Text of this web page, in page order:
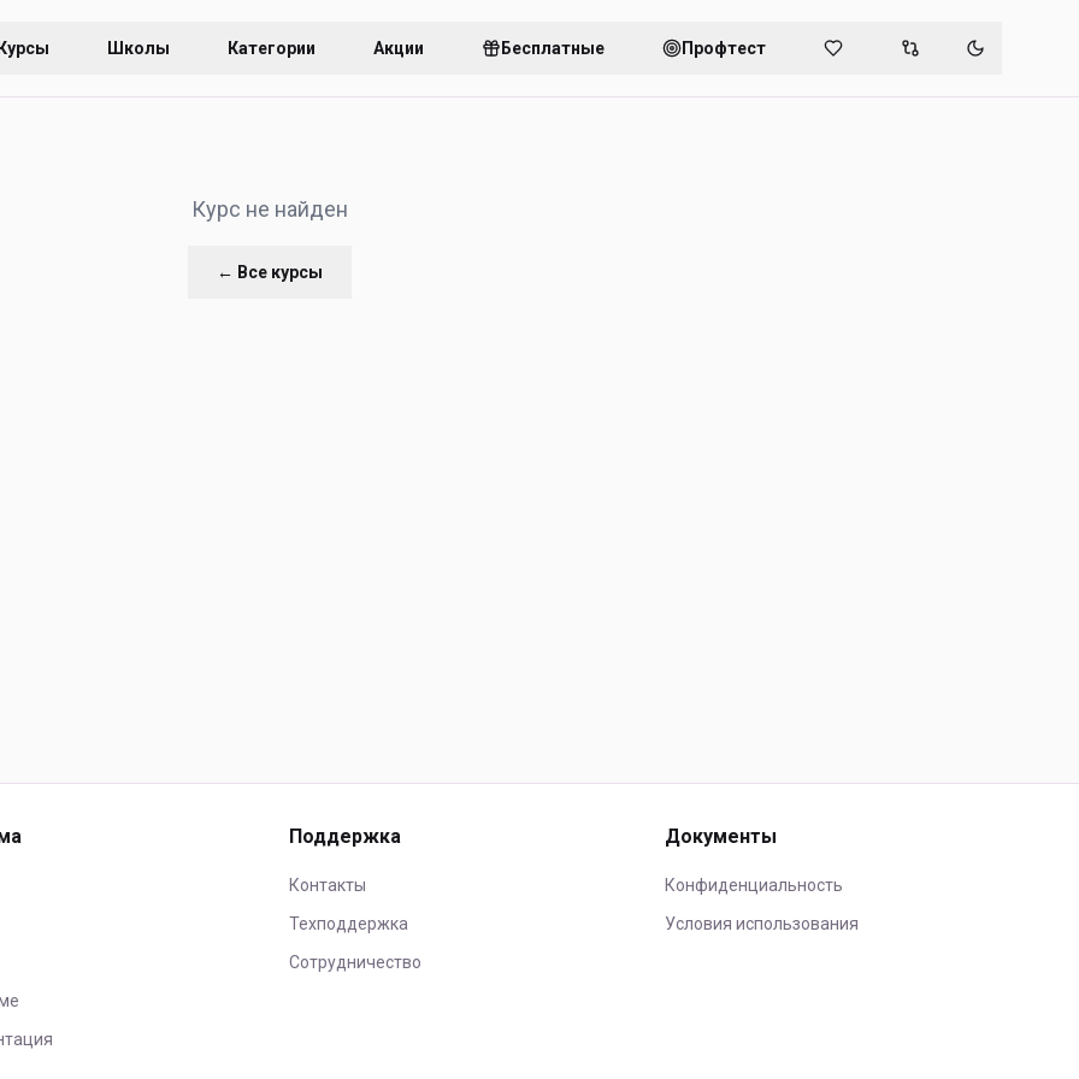
Курсы Школы Категории Акции Бесплатные Профтест
Курс не найден
← Все курсы
Поддержка
Контакты
Техподдержка
Сотрудничество
Документы
Конфиденциальность
Условия использования